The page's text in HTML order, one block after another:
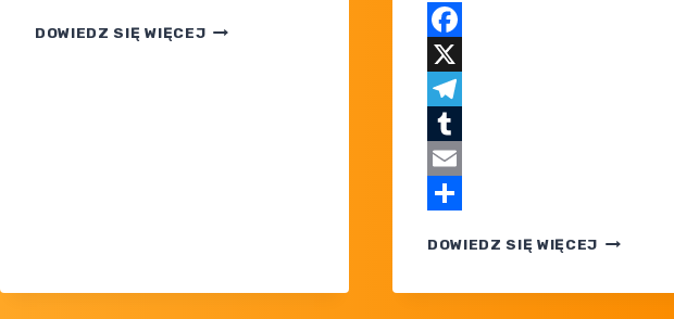
DOWIEDZ SIĘ WIĘCEJSPECJALNY
Facebook
X
Telegram
Tumblr
Email
DOWIEDZ SIĘ WIĘCEJ POKEMON